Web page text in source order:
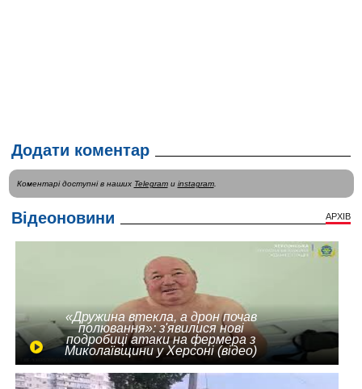
Додати коментар
Коментарі доступні в наших Telegramи instagram.
Відеоновини АРХІВ
«Дружина втекла, а дрон почав
полювання»: з'явилися нові
подробиці атаки на фермера з
Миколаївщини у Херсоні (відео)